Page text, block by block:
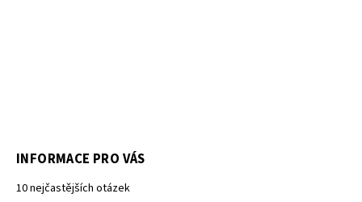
INFORMACE PRO VÁS
10 nejčastějších otázek